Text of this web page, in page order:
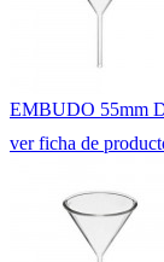
EMBUDO 55mm
ver ficha de